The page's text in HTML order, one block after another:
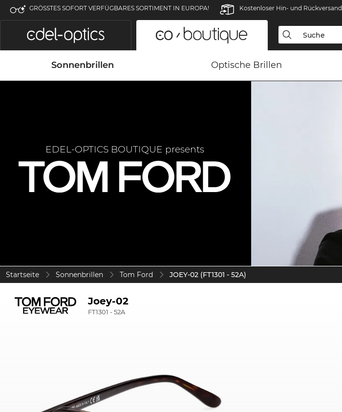
GRÖSSTES SOFORT VERFÜGBARES SORTIMENT IN EUROPA! Kostenloser Hin- und Rückversand
Sonnenbrillen Optische Brillen
EDEL-OPTICS BOUTIQUE presents
Startseite Sonnenbrillen Tom Ford JOEY-02 (FT1301 - 52A)
Joey-02
FT1301 - 52A